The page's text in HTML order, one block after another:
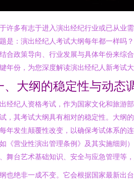
许多有志于进入演出经纪行业或已从业
是：演出经纪人考试大纲每年都一样吗
合政策导向、行业发展与具体年份来综
年份，为您深度解读演出经纪人新考试大
、大纲的稳定性与动态
经纪人资格考试，作为国家文化和旅游
，其考试大纲具有相对的稳定性。大纲
年发生颠覆性改变，以确保考试体系的
《营业性演出管理条例》及其实施细则
舞台艺术基础知识、安全与应急管理等，
也绝非一成不变。它会根据国家最新出